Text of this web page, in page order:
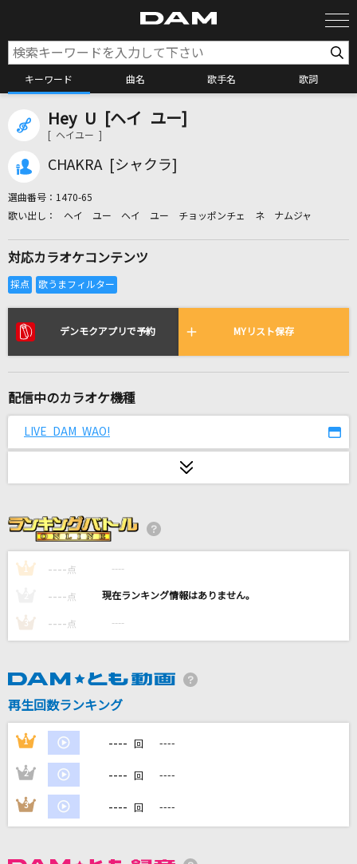
キーワード 曲名 歌手名 歌詞
カラオケ検索
カラオケ店舗検索
リアルタイムで歌われている曲の一覧
さよならの前に
Who Killed U.N.Owen
Five
嵐(アラシ)
ピカソ
Novelbright
[生音]星影のエール
GReeeeN
Lily feat. K-391 & Emelie Hollow [リリー]
Alan Walker
Hey U [ヘイ ユー]
[ ヘイユー ]
CHAKRA [シャクラ]
選曲番号： 1470-65
ヘイ ユー ヘイ ユー チョッポンチェ ネ ナムジャ
対応カラオケコンテンツ
デンモクアプリで予約 MYリスト保存
配信中のカラオケ機種
LIVE DAM WAO!
1 ---- 点 ----
---- 点 ----
3 ---- 点 ----
再生回数ランキング
1 ---- 回 ----
2 ---- 回 ----
3 ---- 回 ----